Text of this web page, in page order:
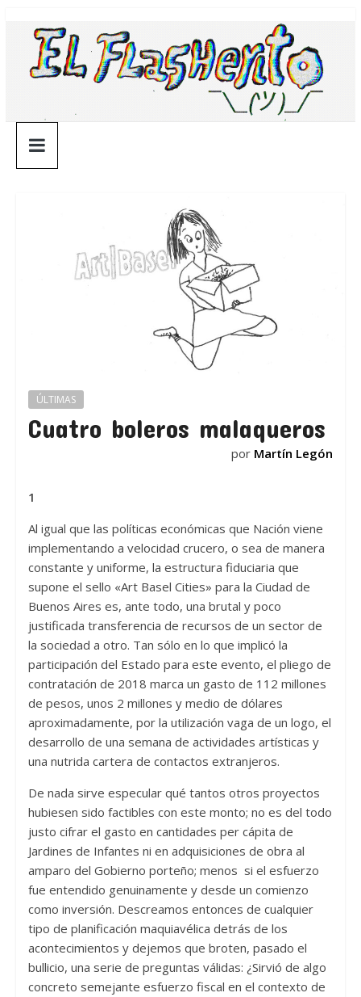
contenido
¯\_(ツ)_/
¯
ÚLTIMAS
Cuatro boleros malaqueros
por Martín Legón
1
Al igual que las políticas económicas que Nación viene
implementando a velocidad crucero, o sea de manera
constante y uniforme, la estructura fiduciaria que
supone el sello «Art Basel Cities» para la Ciudad de
Buenos Aires es, ante todo, una brutal y poco
justificada transferencia de recursos de un sector de
la sociedad a otro. Tan sólo en lo que implicó la
participación del Estado para este evento, el pliego de
contratación de 2018 marca un gasto de 112 millones
de pesos, unos 2 millones y medio de dólares
aproximadamente, por la utilización vaga de un logo, el
desarrollo de una semana de actividades artísticas y
una nutrida cartera de contactos extranjeros.
De nada sirve especular qué tantos otros proyectos
hubiesen sido factibles con este monto; no es del todo
justo cifrar el gasto en cantidades per cápita de
Jardines de Infantes ni en adquisiciones de obra al
amparo del Gobierno porteño; menos si el esfuerzo
fue entendido genuinamente y desde un comienzo
como inversión. Descreamos entonces de cualquier
tipo de planificación maquiavélica detrás de los
acontecimientos y dejemos que broten, pasado el
bullicio, una serie de preguntas válidas: ¿Sirvió de algo
concreto semejante esfuerzo fiscal en el contexto de